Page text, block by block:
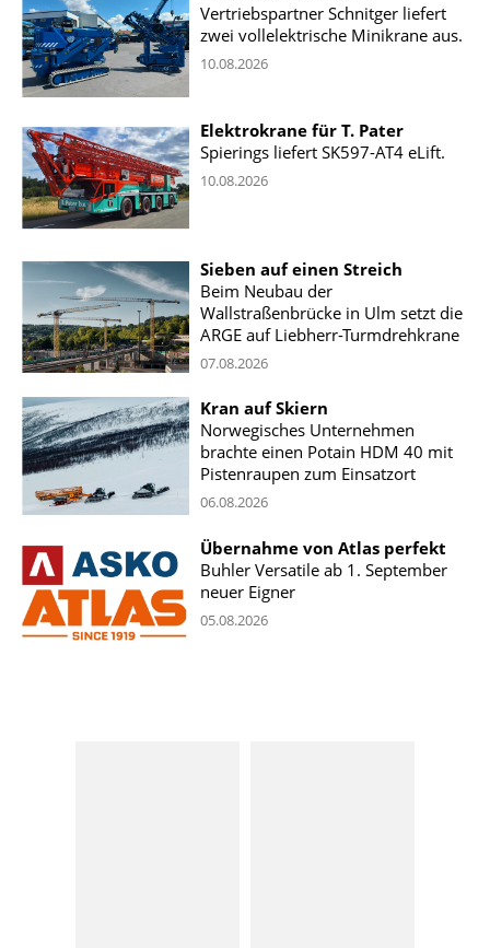
Vertriebspartner Schnitger liefert
zwei vollelektrische Minikrane aus.
10.08.2026
Elektrokrane für T. Pater
Spierings liefert SK597-AT4 eLift.
10.08.2026
Sieben auf einen Streich
Beim Neubau der
Wallstraßenbrücke in Ulm setzt die
ARGE auf Liebherr-Turmdrehkrane
07.08.2026
Kran auf Skiern
Norwegisches Unternehmen
brachte einen Potain HDM 40 mit
Pistenraupen zum Einsatzort
06.08.2026
Übernahme von Atlas perfekt
Buhler Versatile ab 1. September
neuer Eigner
05.08.2026